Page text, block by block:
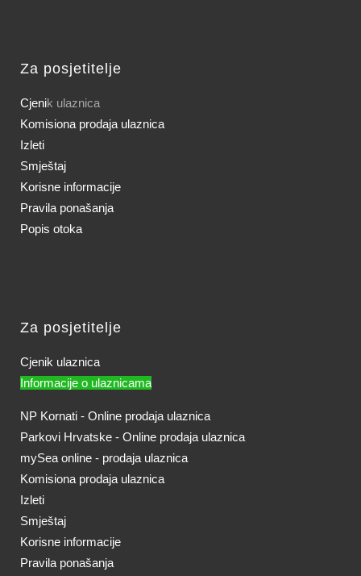
Za posjetitelje
Cjenik ulaznica
Komisiona prodaja ulaznica
Izleti
Smještaj
Korisne informacije
Pravila ponašanja
Popis otoka
Za posjetitelje
Cjenik ulaznica
Informacije o ulaznicama
NP Kornati - Online prodaja ulaznica
Parkovi Hrvatske - Online prodaja ulaznica
mySea online - prodaja ulaznica
Komisiona prodaja ulaznica
Izleti
Smještaj
Korisne informacije
Pravila ponašanja